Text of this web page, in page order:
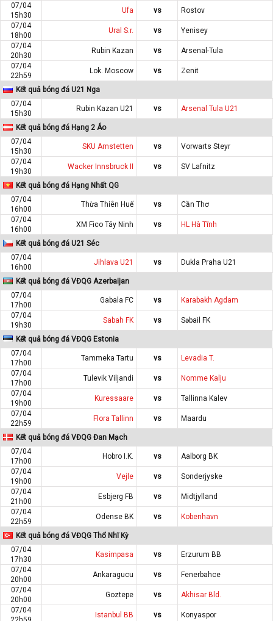
07/04
15h30
Ufa vs
Rostov
07/04
18h00
Ural S.r. vs
Yenisey
07/04
20h30
Rubin Kazan vs
Arsenal-Tula
07/04
22h59
Lok. Moscow vs Zenit
Kết quả bóng đá U21 Nga
07/04
15h30
Rubin Kazan U21 vs Arsenal Tula U21
Kết quả bóng đá Hạng 2 Áo
07/04
15h30
SKU Amstetten vs
Vorwarts Steyr
07/04
19h30
Wacker Innsbruck II vs SV Lafnitz
Kết quả bóng đá Hạng Nhất QG
07/04
16h00
Thừa Thiên Huế vs
Cần Thơ
07/04
16h00
XM Fico Tây Ninh vs HL Hà Tĩnh
Kết quả bóng đá U21 Séc
07/04
16h00
Jihlava U21 vs Dukla Praha U21
Kết quả bóng đá VĐQG Azerbaijan
07/04
17h00
Gabala FC vs
Karabakh Agdam
07/04
19h30
Sabah FK vs Səbail FK
Kết quả bóng đá VĐQG Estonia
07/04
17h00
Tammeka Tartu vs
Levadia T.
07/04
17h00
Tulevik Viljandi vs
Nomme Kalju
07/04
19h00
Kuressaare vs
Tallinna Kalev
07/04
22h59
Flora Tallinn vs Maardu
Kết quả bóng đá VĐQG Đan Mạch
07/04
17h00
Hobro I.K. vs
Aalborg BK
07/04
19h00
Vejle vs
Sonderjyske
07/04
21h00
Esbjerg FB vs
Midtjylland
07/04
22h59
Odense BK vs Kobenhavn
Kết quả bóng đá VĐQG Thổ Nhĩ Kỳ
07/04
17h30
Kasimpasa vs
Erzurum BB
07/04
20h00
Ankaragucu vs
Fenerbahce
07/04
20h00
Goztepe vs
Akhisar Bld.
07/04
Istanbul BB vs Konyaspor